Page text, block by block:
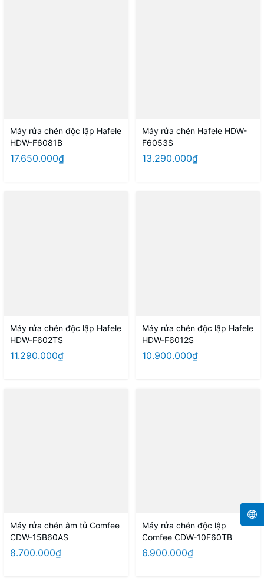
Máy rửa chén độc lập Hafele
HDW-F6081B
17.650.000₫
Máy rửa chén Hafele HDW-
F6053S
13.290.000₫
Máy rửa chén độc lập Hafele
HDW-F602TS
11.290.000₫
Máy rửa chén độc lập Hafele
HDW-F6012S
10.900.000₫
Máy rửa chén âm tủ Comfee
CDW-15B60AS
8.700.000₫
Máy rửa chén độc lập
Comfee CDW-10F60TB
6.900.000₫